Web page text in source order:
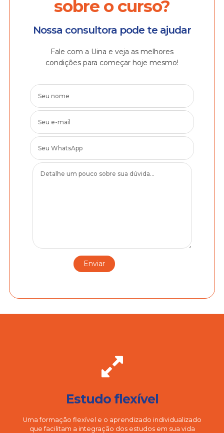
sobre o curso?
Nossa consultora pode te ajudar
Fale com a Uina e veja as melhores
condições para começar hoje mesmo!
Estudo flexível
Uma formação flexível e o aprendizado individualizado
que facilitam a integração dos estudos em sua vida